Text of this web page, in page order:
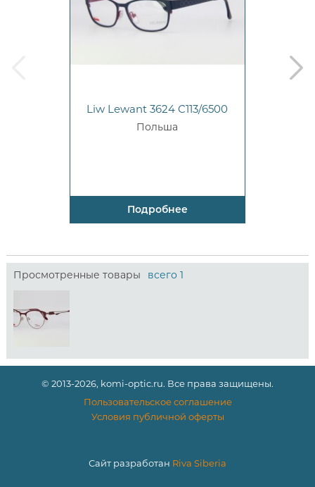
Liw Lewant 3624 C113/6500
Польша
Подробнее
next
Просмотренные товары всего 1
© 2013-2026, komi-optic.ru. Все права защищены.
Пользовательское соглашение
Условия публичной оферты
Сайт разработан Riva Siberia